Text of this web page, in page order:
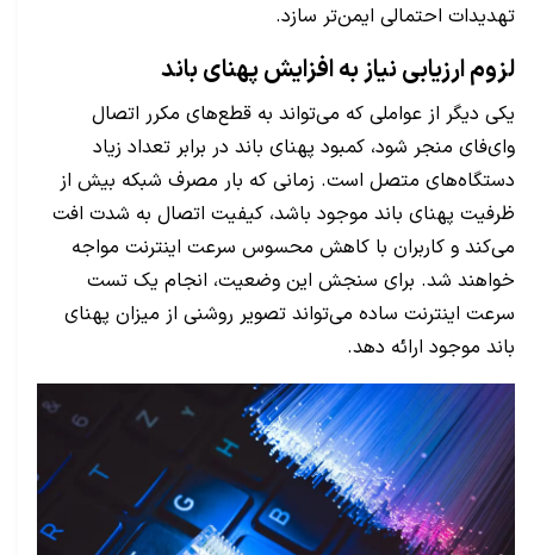
تهدیدات احتمالی ایمن‌تر سازد.
لزوم ارزیابی نیاز به افزایش پهنای باند
یکی دیگر از عواملی که می‌تواند به قطع‌های مکرر اتصال
وای‌فای منجر شود، کمبود پهنای باند در برابر تعداد زیاد
دستگاه‌های متصل است. زمانی که بار مصرف شبکه بیش از
ظرفیت پهنای باند موجود باشد، کیفیت اتصال به شدت افت
می‌کند و کاربران با کاهش محسوس سرعت اینترنت مواجه
خواهند شد. برای سنجش این وضعیت، انجام یک تست
سرعت اینترنت ساده می‌تواند تصویر روشنی از میزان پهنای
باند موجود ارائه دهد.